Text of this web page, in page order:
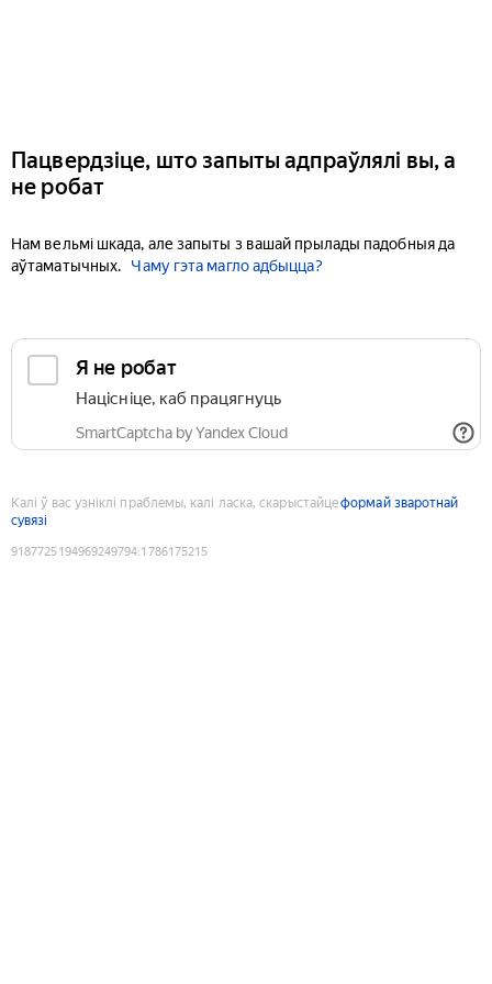
Пацвердзіце, што запыты адпраўлялі вы, а
не робат
Нам вельмі шкада, але запыты з вашай прылады падобныя да
аўтаматычных.
Чаму гэта магло адбыцца?
Я не робат
Націсніце, каб працягнуць
SmartCaptcha by Yandex Cloud
Калі ў вас узніклі праблемы, калі ласка, скарыстайцеформай зваротнай
сувязі
9187725194969249794:1786175215